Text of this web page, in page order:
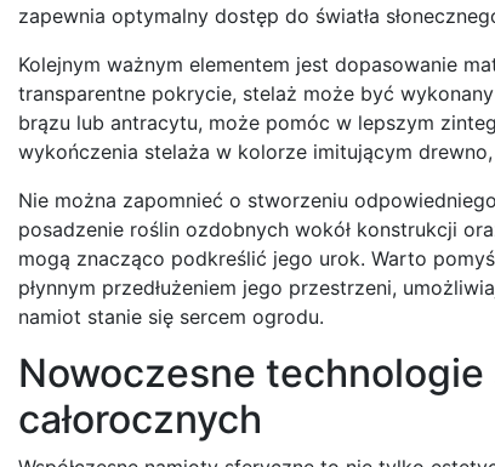
zapewnia optymalny dostęp do światła
Kolejnym ważnym elementem jest dopasowanie
transparentne pokrycie, stelaż może być
brązu lub antracytu, może pomóc w lepszym
wykończenia stelaża w kolorze imitującym
Nie można zapomnieć o stworzeniu
posadzenie roślin ozdobnych wokół konstrukcji
mogą znacząco podkreślić jego urok. Warto
płynnym przedłużeniem jego przestrzeni,
namiot stanie się sercem ogrodu.
Nowoczesne
całorocznych